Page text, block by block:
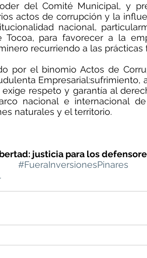
del Comité Municipal, y
actos de corrupción y la
nacional,
Tocoa, para favorecer a la
recurriendo a las prácticas
por el binomio Actos de
Empresarial:sufrimiento,
respeto y garantía al
nacional e internacional
naturales y el territorio.
justicia para los
#FueraInversionesPinares